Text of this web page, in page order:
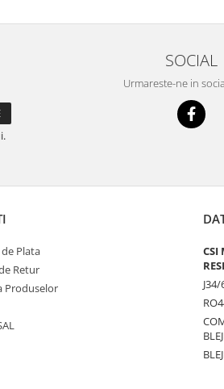
SOCIAL
Urmareste-ne in
Plata
Retur
Produselor
CSI